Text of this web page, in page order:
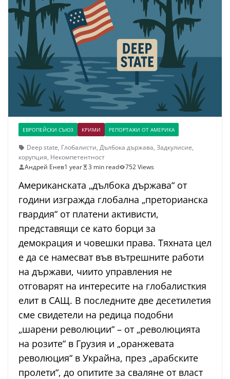
ЕВРОПЕЙСКИ СЪЮЗ КРИМИ РЕПОРТАЖИ ОТ АМЕРИКА
Deep state, Глобалисти, Дълбока държава, Задкулисие,
корупция, Некомпетентност
Андрей Енев1 year 3 min read 752 Views
Американската „дълбока държава“ от
години изгражда глобална „преторианска
гвардия“ от платени активисти,
представящи се като борци за
демокрация и човешки права. Тяхната цел
е да се намесват във вътрешните работи
на държави, чиито управления не
отговарят на интересите на глобалисткия
елит в САЩ. В последните две десетилетия
сме свидетели на редица подобни
„шарени революции“ – от „революцията
на розите“ в Грузия и „оранжевата
революция“ в Украйна, през „арабските
пролети“, до опитите за сваляне от власт